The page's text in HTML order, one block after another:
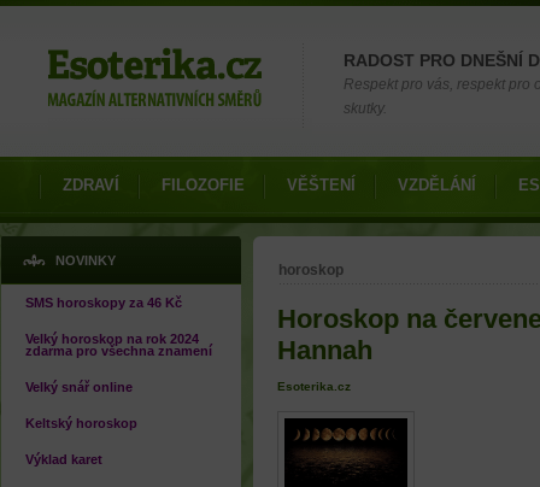
RADOST PRO DNEŠNÍ
Respekt pro vás, respekt pro
skutky.
ZDRAVÍ FILOZOFIE VĚŠTENÍ VZDĚLÁNÍ
NOVINKY
SMS horoskopy za 46 Kč
Velký horoskop na rok 2024
zdarma pro všechna znamení
Velký snář online
Keltský horoskop
Výklad karet
Jste zde
horoskop
Horoskop na
Hannah
Esoterika.cz